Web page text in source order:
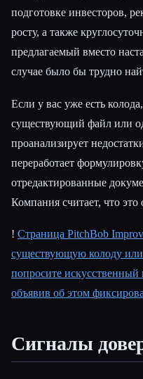
подготовке инвесторов,
росту, а также
предлагаемый вместо
случае было бы трудно
Если у вас уже есть
существующий файл или
проанализирует
переработает
отредактированные
Компания считает, что это
! Страница PitchBob
существующую колоду
попросите искусственный
объявив об этом
Сигналы